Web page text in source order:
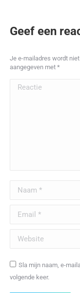
Geef een
Je e-mailadres wordt
aangegeven met *
Reactie
Naam *
Email *
Website
Sla mijn naam, e-
volgende keer.